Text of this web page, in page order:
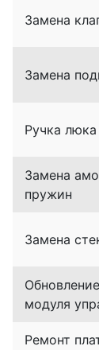
Замена
Замена
Ручка
Замена
пружин
Замена
модуля
Ремонт